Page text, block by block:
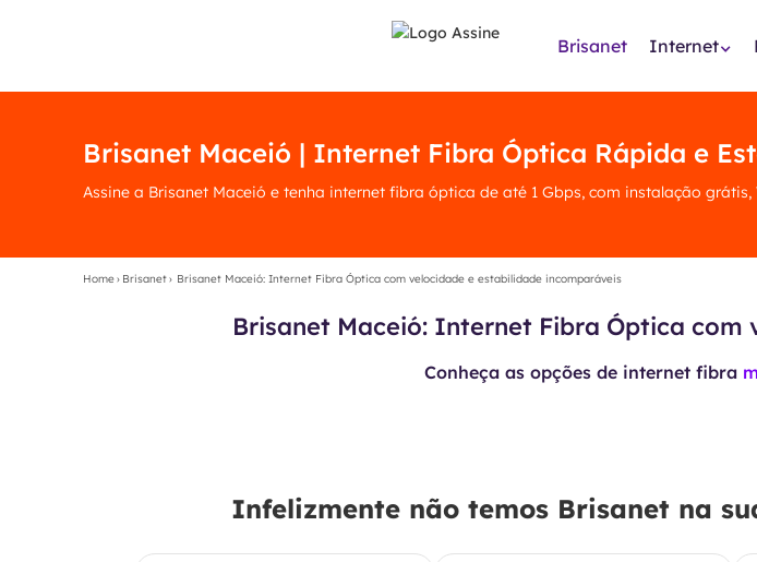
Brisanet Internet
Brisanet Maceió | Internet Fibra Óptica Rápida e
Assine a Brisanet Maceió e tenha internet fibra óptica de até 1 Gbps, com instalação
Home› Brisanet› Brisanet Maceió: Internet Fibra Óptica com velocidade e estabilidade incomparáveis
Brisanet Maceió: Internet Fibra Óptica
Conheça as opções de internet fibra
Infelizmente não temos Brisanet na